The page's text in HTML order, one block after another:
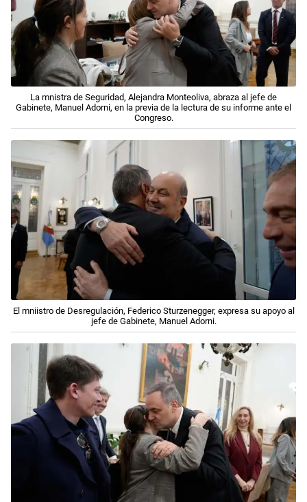
La mnistra de Seguridad, Alejandra Monteoliva, abraza al jefe de
Gabinete, Manuel Adorni, en la previa de la lectura de su informe ante el
Congreso.
El mniistro de Desregulación, Federico Sturzenegger, expresa su apoyo al
jefe de Gabinete, Manuel Adorni.